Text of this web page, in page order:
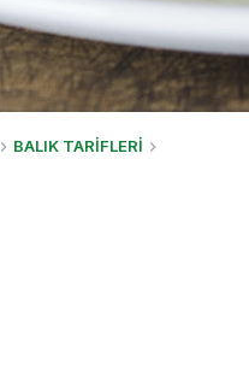
BALIK TARİFLERİ